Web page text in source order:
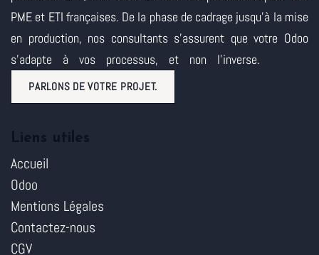
PME et ETI françaises. De la phase de cadrage jusqu'à la mise
en production, nos consultants s'assurent que votre Odoo
s'adapte à vos processus, et non l'inverse.
PARLONS DE VOTRE PROJET.
Accueil
Odoo
Mentions Légales
Contactez-nous
CGV